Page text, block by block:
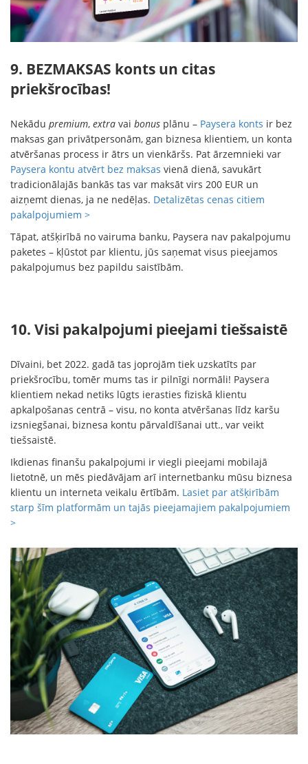
9. BEZMAKSAS konts un citas
priekšrocības!
Nekādu premium, extra vai bonus plānu – Paysera konts ir bez
maksas gan privātpersonām, gan biznesa klientiem, un konta
atvēršanas process ir ātrs un vienkāršs. Pat ārzemnieki var
Paysera kontu atvērt bez maksas vienā dienā, savukārt
tradicionālajās bankās tas var maksāt virs 200 EUR un
aizņemt dienas, ja ne nedēļas. Detalizētas cenas citiem
pakalpojumiem >
Tāpat, atšķirībā no vairuma banku, Paysera nav pakalpojumu
paketes – kļūstot par klientu, jūs saņemat visus pieejamos
pakalpojumus bez papildu saistībām.
10. Visi pakalpojumi pieejami tiešsaistē
Dīvaini, bet 2022. gadā tas joprojām tiek uzskatīts par
priekšrocību, tomēr mums tas ir pilnīgi normāli! Paysera
klientiem nekad netiks lūgts ierasties fiziskā klientu
apkalpošanas centrā – visu, no konta atvēršanas līdz karšu
izsniegšanai, biznesa kontu pārvaldīšanai utt., var veikt
tiešsaistē.
Ikdienas finanšu pakalpojumi ir viegli pieejami mobilajā
lietotnē, un mēs piedāvājam arī internetbanku mūsu biznesa
klientu un interneta veikalu ērtībām. Lasiet par atšķirībām
starp šīm platformām un tajās pieejamajiem pakalpojumiem
>